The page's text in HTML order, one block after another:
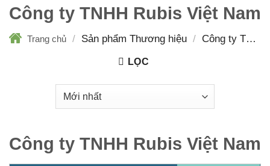
Công ty TNHH Rubis Việt Nam
Trang chủ / Sản phẩm Thương hiệu / Công ty TNHH
LỌC
Công ty TNHH Rubis Việt Nam